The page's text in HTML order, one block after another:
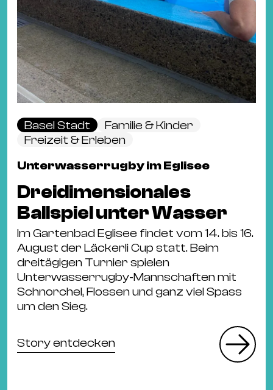
Basel Stadt
Familie & Kinder
Freizeit & Erleben
Unterwasserrugby im Eglisee
Dreidimensionales
Ballspiel unter Wasser
Im Gartenbad Eglisee findet vom 14. bis 16.
August der Läckerli Cup statt. Beim
dreitägigen Turnier spielen
Unterwasserrugby-Mannschaften mit
Schnorchel, Flossen und ganz viel Spass
um den Sieg.
Story entdecken